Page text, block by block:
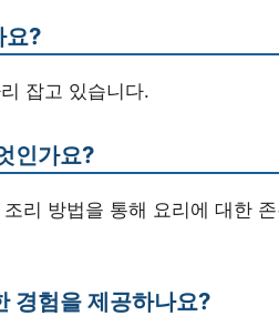
요?
잡고 있습니다.
인가요?
리 방법을 통해 요리에 대한
경험을 제공하나요?